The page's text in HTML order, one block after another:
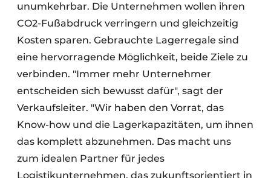
unumkehrbar. Die Unternehmen wollen ihren
CO2-Fußabdruck verringern und gleichzeitig
Kosten sparen. Gebrauchte Lagerregale sind
eine hervorragende Möglichkeit, beide Ziele zu
verbinden. "Immer mehr Unternehmer
entscheiden sich bewusst dafür", sagt der
Verkaufsleiter. "Wir haben den Vorrat, das
Know-how und die Lagerkapazitäten, um ihnen
das komplett abzunehmen. Das macht uns
zum idealen Partner für jedes
Logistikunternehmen, das zukunftsorientiert in